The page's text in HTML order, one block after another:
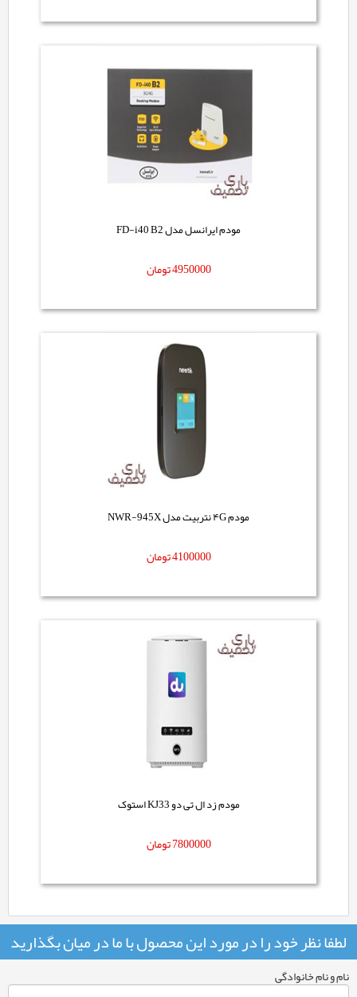
مودم ایرانسل مدل FD-i40 B2
4950000تومان
مودم ۴G نتربیت مدل NWR-945X
4100000تومان
مودم زد ال تی دو KJ33 استوک
7800000تومان
لطفا نظر خود را در مورد این محصول با ما در میان بگذارید
نام و نام خانوادگی